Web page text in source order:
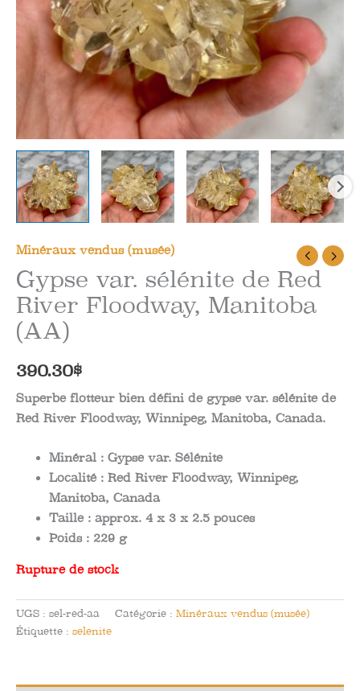
Minéraux vendus (musée)
Gypse var. sélénite de Red
River Floodway, Manitoba
(AA)
390.30$
Superbe flotteur bien défini de gypse var. sélénite de
Red River Floodway, Winnipeg, Manitoba, Canada.
Minéral : Gypse var. Sélénite
Localité : Red River Floodway, Winnipeg,
Manitoba, Canada
Taille : approx. 4 x 3 x 2.5 pouces
Poids : 229 g
Rupture de stock
UGS : sel-red-aa Catégorie : Minéraux vendus (musée)
Étiquette : selenite